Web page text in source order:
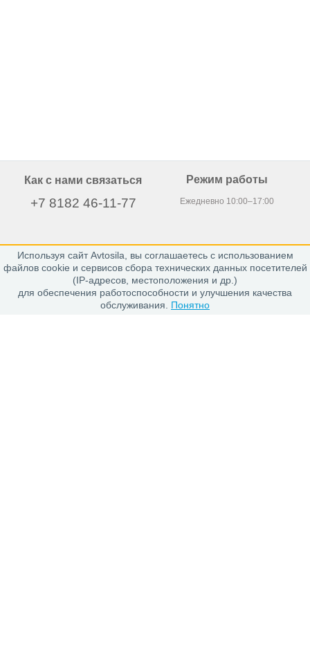
Используя сайт Avtosila, вы соглашаетесь с использованием
файлов cookie и сервисов сбора технических данных посетителей
(IP-адресов, местоположения и др.)
для обеспечения работоспособности и улучшения качества
обслуживания. Понятно
Как с нами связаться
+7 8182 46-11-77
163020, г. Архангельск,
пр. Никольский 15, офис 212
Режим работы
Ежедневно 10:00–17:00
Каталог